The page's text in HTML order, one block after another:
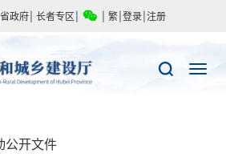
省政府 长者专区 繁 登录 注册
公开文件